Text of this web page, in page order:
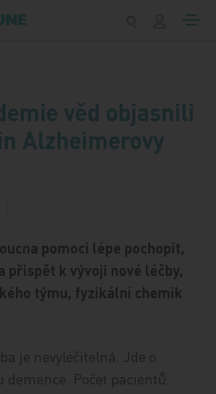
věd objasnili
Alzheimerovy
pomoci lépe pochopit,
přispět k vývoji nové léčby,
týmu, fyzikální chemik
je nevyléčitelná. Jde o
Počet pacientů